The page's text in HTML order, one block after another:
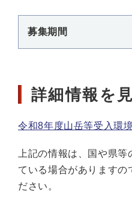
募集期間
詳細情報を
令和8年度山岳等受入環
上記の情報は、国や県
ている場合がありますの
ださい。